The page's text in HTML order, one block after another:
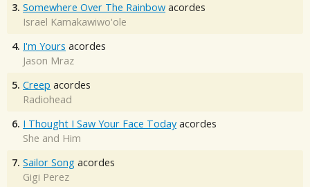
3. Somewhere Over The Rainbow acordes
Israel Kamakawiwo'ole
4. I'm Yours acordes
Jason Mraz
5. Creep acordes
Radiohead
6. I Thought I Saw Your Face Today acordes
She and Him
7. Sailor Song acordes
Gigi Perez